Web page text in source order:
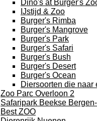
Dino's at Burger's
IJstijd & Zoo
Burger's Rimba
Burger's Mangrove
Burger's Park
Burger's Safari
Burger's Bush
Burger's Desert
Burger's Ocean
Diersoorten die naar
Zoo Parc Overloon 2
Safaripark Beekse
Best ZOO